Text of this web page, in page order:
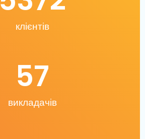
клієнтів
викладачів
57